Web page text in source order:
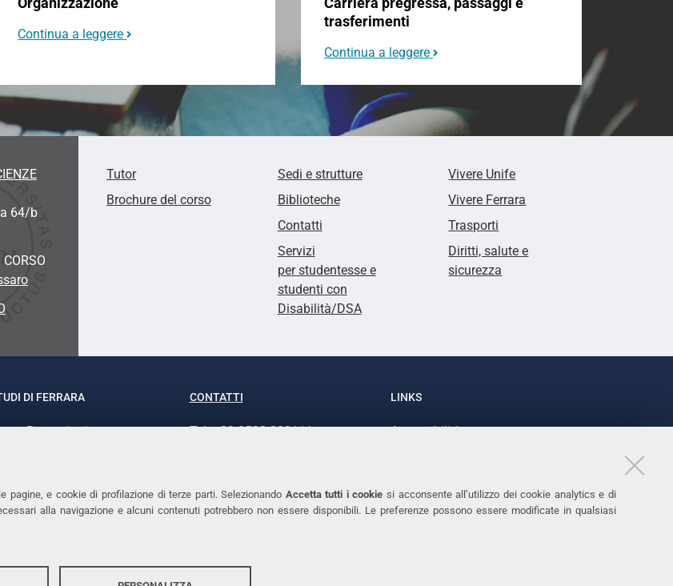
e cookie di profilazione di terze parti. Selezionando Accetta tutti i cookie si acconsente all’utilizzo dei cookie analytics e di
alla navigazione e alcuni contenuti potrebbero non essere disponibili. Le preferenze possono essere modificate in qualsiasi
Continua a leggere
trasferimenti
Continua a leggere
64/b
Tutor
Brochure del corso
Sedi e strutture
Biblioteche
Contatti
Servizi
per studentesse e
studenti con
Disabilità/DSA
Vivere Unife
Vivere Ferrara
Trasporti
Diritti, salute e
sicurezza
DI FERRARA
Ramaciotti
CONTATTI
Tel. +39 0532 293111
LINKS
Accessibilità
Cookies